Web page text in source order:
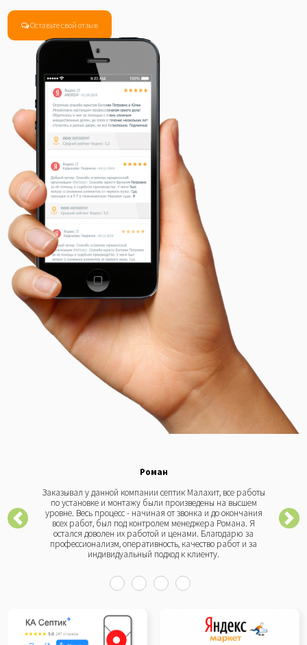
Оставьте свой отзыв
Роман
Заказывал у данной компании септик Малахит, все работы
по установке и монтажу были произведены на высшем
уровне. Весь процесс - начиная от звонка и до окончания
всех работ, был под контролем менеджера Романа. Я
остался доволен их работой и ценами. Благодарю за
профессионализм, оперативность, качество работ и за
индивидуальный подход к клиенту.